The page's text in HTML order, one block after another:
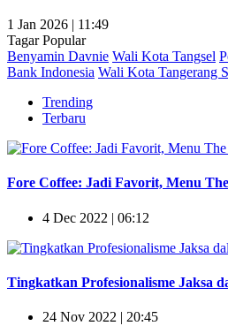
1 Jan 2026 | 11:49
Tagar Popular
Benyamin Davnie Wali Kota Tangsel
Bank Indonesia Wali Kota Tangerang
Trending
Terbaru
Fore Coffee: Jadi Favorit, Menu
4 Dec 2022 | 06:12
Tingkatkan Profesionalisme Jaksa
24 Nov 2022 | 20:45